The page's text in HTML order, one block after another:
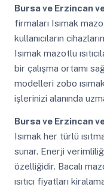
Bursa ve Erzincan
firmaları Isımak
kullanıcıların
Isımak mazotlu
bir çalışma ortamı
modelleri zobo
işlerinizi alanında
Bursa ve Erzincan
Isımak her türlü
sunar. Enerji verimliliği
özelliğidir. Bacalı
ısıtıcı fiyatları